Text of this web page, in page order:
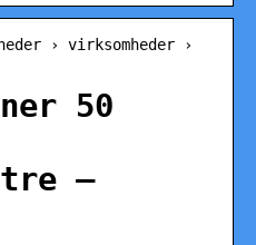
› virksomheder ›
50
–